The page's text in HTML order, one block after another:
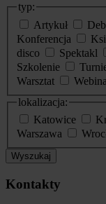
typ:
Artykuł
Konferencja
disco
Spektakl
Szkolenie
Warsztat
lokalizacja:
Katowice
Warszawa
Wyszukaj
Kontakty